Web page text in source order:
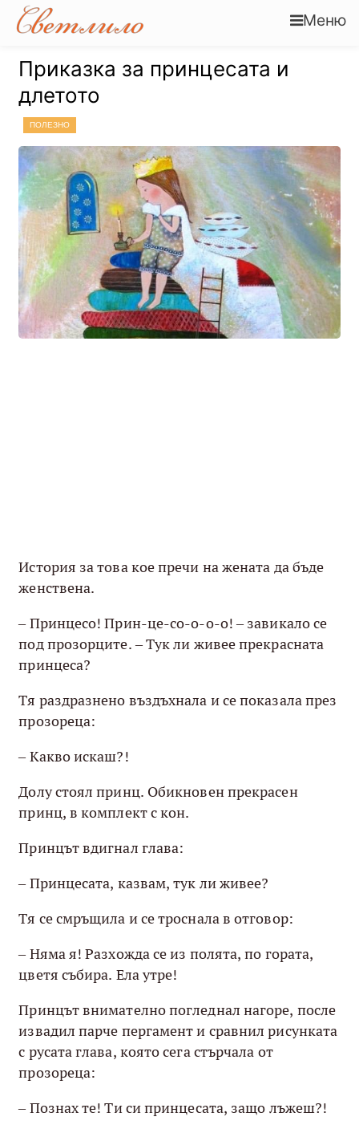
Меню
Приказка за принцесата и
длетото
ПОЛЕЗНО
История за това кое пречи на жената да бъде
женствена.
– Принцесо! Прин-це-со-о-о-о! – завикало се
под прозорците. – Тук ли живее прекрасната
принцеса?
Тя раздразнено въздъхнала и се показала през
прозореца:
– Какво искаш?!
Долу стоял принц. Обикновен прекрасен
принц, в комплект с кон.
Принцът вдигнал глава:
– Принцесата, казвам, тук ли живее?
Тя се смръщила и се троснала в отговор:
– Няма я! Разхожда се из полята, по гората,
цветя събира. Ела утре!
Принцът внимателно погледнал нагоре, после
извадил парче пергамент и сравнил рисунката
с русата глава, която сега стърчала от
прозореца:
– Познах те! Ти си принцесата, защо лъжеш?!